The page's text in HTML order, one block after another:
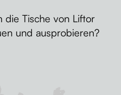
die Tische von Liftor
und ausprobieren?